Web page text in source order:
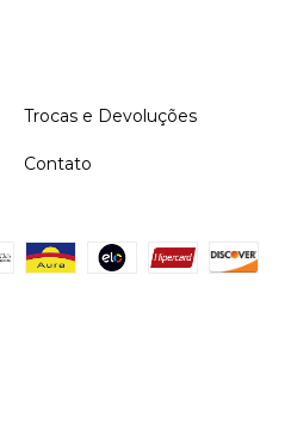
Trocas e Devoluções
Contato